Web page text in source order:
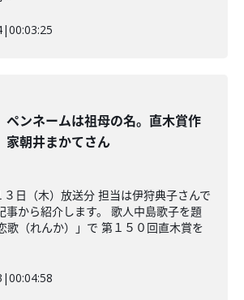
|00:03:25
ペンネームは祖母の名。直木賞作
家朝井まかてさん
３日（木）放送分 担当は伊狩典子さんで
事から紹介します。 歌人中島歌子を題
歌（れんか）」で 第１５０回直木賞を
|00:04:58